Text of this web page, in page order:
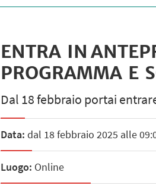
ENTRA IN
PROGRAMMA E
Dal 18 febbraio portai
Data: dal 18 febbraio 2025 alle
Luogo: Online